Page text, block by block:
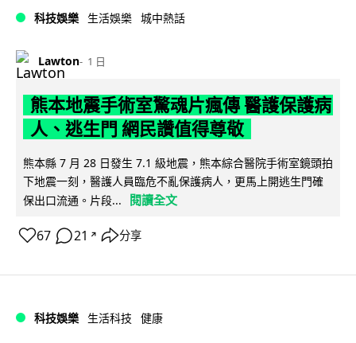
科技娛樂 生活娛樂 城中熱話
Lawton 1 日
熊本地震手術室驚魂片瘋傳 醫護保護病
人、逃生門 網民讚值得尊敬
熊本縣 7 月 28 日發生 7.1 級地震，熊本綜合醫院手術室鏡頭拍
下地震一刻，醫護人員臨危不亂保護病人，更馬上開逃生門確
保出口流通。片段...
閱讀全文
67 21 ↗ 分享
科技娛樂 生活科技 健康